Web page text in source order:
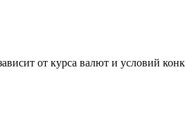
от курса валют и условий